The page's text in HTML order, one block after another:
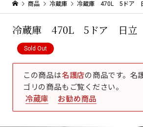
商品 冷蔵庫 冷蔵庫 470L 5ドア
冷蔵庫 470L 5ドア 日立
Sold Out
この商品は名護店の商品です。名
ゴリの商品もご覧ください。
冷蔵庫
お勧め商品